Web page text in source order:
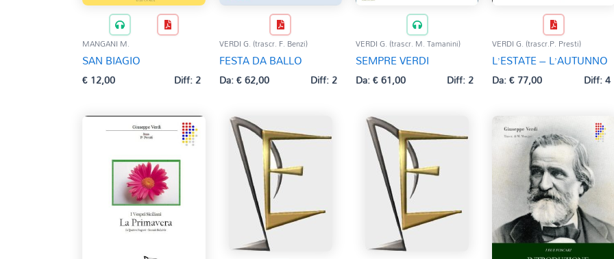
MANGANI M.
SAN BIAGIO
€12,00 Diff: 2
VERDI G. (trascr. F. Benzi)
FESTA DA BALLO
Da:€62,00 Diff: 2
VERDI G. (trascr. M. Tamanini)
SEMPRE VERDI
Da:€61,00 Diff: 2
VERDI G. (trascr.P. Presti)
L’ESTATE – L’AUTUNNO
Da:€77,00 Diff: 4